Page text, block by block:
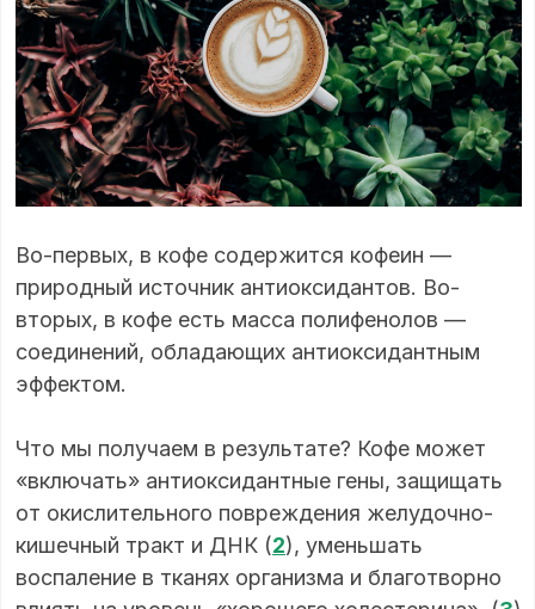
Во-первых, в кофе содержится кофеин —
природный источник антиоксидантов. Во-
вторых, в кофе есть масса полифенолов —
соединений, обладающих антиоксидантным
эффектом.
Что мы получаем в результате? Кофе может
«включать» антиоксидантные гены, защищать
от окислительного повреждения желудочно-
кишечный тракт и ДНК (2), уменьшать
воспаление в тканях организма и благотворно